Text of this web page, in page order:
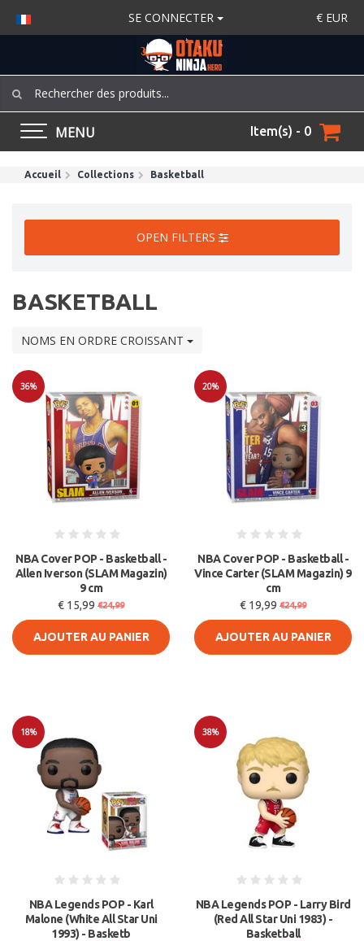
SE CONNECTER € EUR
MENU Item(s) - 0
Accueil Collections Basketball
OPEN FILTERS
BASKETBALL
NOMS EN ORDRE CROISSANT
36%
NBA Cover POP - Basketball -
Allen Iverson (SLAM Magazin)
9 cm
€ 15,99 €24,99
AJOUTER AU PANIER
20%
NBA Cover POP - Basketball -
Vince Carter (SLAM Magazin) 9
cm
€ 19,99 €24,99
AJOUTER AU PANIER
18%
NBA Legends POP - Karl
Malone (White All Star Uni
1993) - Basketb
38%
NBA Legends POP - Larry Bird
(Red All Star Uni 1983) -
Basketball